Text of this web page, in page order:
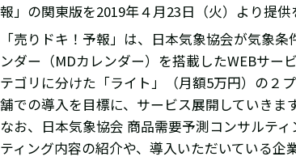
報」の関東版を2019年４月23日（火）より提供
「売りドキ！予報」は、日本気象協会が気象
ンダー（MDカレンダー）を搭載したWEBサ
テゴリに分けた「ライト」（月額5万円）の２
舗での導入を目標に、サービス展開していきます
なお、日本気象協会 商品需要予測コンサルテ
ティング内容の紹介や、導入いただいている企